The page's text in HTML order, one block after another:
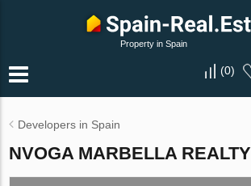
Property in Spain
(0)
Developers in Spain
NVOGA MARBELLA REALTY